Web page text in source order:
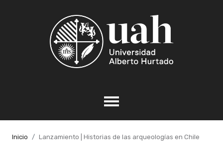
Inicio Lanzamiento | Historias de las arqueologías en Chile